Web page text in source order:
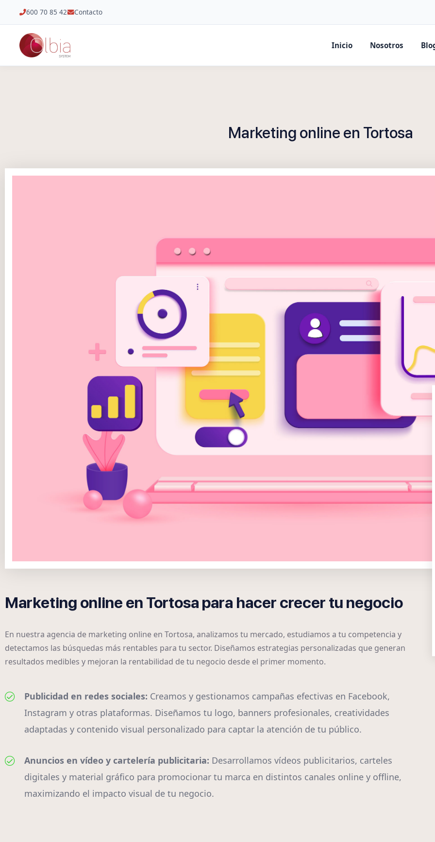
600 70 85 42 Contacto
Inicio Nosotros
Marketing online en Tortosa
Marketing online en Tortosa para hacer crecer tu negocio
En nuestra agencia de marketing online en Tortosa, analizamos tu mercado, estudiamos a tu competencia y
detectamos las búsquedas más rentables para tu sector. Diseñamos estrategias personalizadas que generan
resultados medibles y mejoran la rentabilidad de tu negocio desde el primer momento.
Publicidad en redes sociales: Creamos y gestionamos campañas efectivas en Facebook,
Instagram y otras plataformas. Diseñamos tu logo, banners profesionales, creatividades
adaptadas y contenido visual personalizado para captar la atención de tu público.
Anuncios en vídeo y cartelería publicitaria: Desarrollamos vídeos publicitarios, carteles
digitales y material gráfico para promocionar tu marca en distintos canales online y offline,
maximizando el impacto visual de tu negocio.